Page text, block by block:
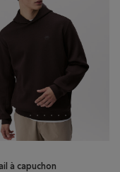
à capuchon